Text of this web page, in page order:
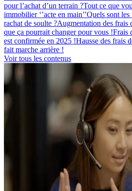
pour l’achat d’un terrain ?Tout ce que
immobilier ‘’acte en main’’Quels sont
rachat de soulte ?Augmentation des frais
que ça pourrait changer pour vous !Frais
est confirmée en 2025 !Hausse des frais
fait marche arrière !
Voir tous les contenus